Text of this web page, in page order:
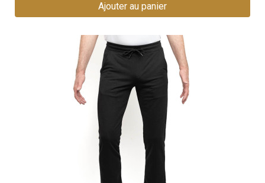
Ajouter au panier